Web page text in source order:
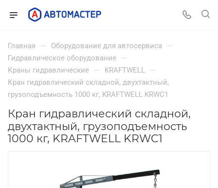
Главная — Оборудование для автосервиса —
Гидравлическое оборудование —
Краны гидравлические — KRAFTWELL —
Кран гидравлический складной, двухтактный,
грузоподъемность 1000 кг, KRAFTWELL KRWC1
Кран гидравлический складной,
двухтактный, грузоподъемность
1000 кг, KRAFTWELL KRWC1